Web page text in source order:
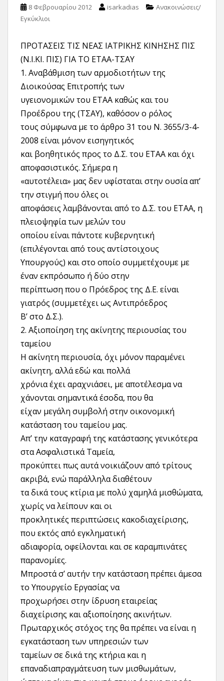
8 Φεβρουαρίου 2012 isarkadias
Ανακοινώσεις/
Εγκύκλιοι
ΠΡΟΤΑΣΕΙΣ ΤΙΣ ΝΕΑΣ ΙΑΤΡΙΚΗΣ ΚΙΝΗΣΗΣ ΠΙΣ
(Ν.Ι.ΚΙ. ΠΙΣ) ΓΙΑ ΤΟ ΕΤΑΑ-ΤΣΑΥ
1. Αναβάθμιση των αρμοδιοτήτων της
Διοικούσας Επιτροπής των
υγειονομικών του ΕΤΑΑ καθώς και του
Προέδρου της (ΤΣΑΥ), καθόσον ο ρόλος
τους σύμφωνα με το άρθρο 31 του Ν. 3655/3-4-
2008 είναι μόνον εισηγητικός
και βοηθητικός προς το Δ.Σ. του ΕΤΑΑ και όχι
αποφασιστικός. Σήμερα η
«αυτοτέλεια» μας δεν υφίσταται στην ουσία απ’
την στιγμή που όλες οι
αποφάσεις λαμβάνονται από το Δ.Σ. του ΕΤΑΑ, η
πλειοψηφία των μελών του
οποίου είναι πάντοτε κυβερνητική
(επιλέγονται από τους αντίστοιχους
Υπουργούς) και στο οποίο συμμετέχουμε με
έναν εκπρόσωπο ή δύο στην
περίπτωση που ο Πρόεδρος της Δ.Ε. είναι
γιατρός (συμμετέχει ως Αντιπρόεδρος
Β’ στο Δ.Σ.).
2. Αξιοποίηση της ακίνητης περιουσίας του
ταμείου
Η ακίνητη περιουσία, όχι μόνον παραμένει
ακίνητη, αλλά εδώ και πολλά
χρόνια έχει αραχνιάσει, με αποτέλεσμα να
χάνονται σημαντικά έσοδα, που θα
είχαν μεγάλη συμβολή στην οικονομική
κατάσταση του ταμείου μας.
Απ’ την καταγραφή της κατάστασης γενικότερα
στα Ασφαλιστικά Ταμεία,
προκύπτει πως αυτά νοικιάζουν από τρίτους
ακριβά, ενώ παράλληλα διαθέτουν
τα δικά τους κτίρια με πολύ χαμηλά μισθώματα,
χωρίς να λείπουν και οι
προκλητικές περιπτώσεις κακοδιαχείρισης,
που εκτός από εγκληματική
αδιαφορία, οφείλονται και σε καραμπινάτες
παρανομίες.
Μπροστά σ’ αυτήν την κατάσταση πρέπει άμεσα
το Υπουργείο Εργασίας να
προχωρήσει στην ίδρυση εταιρείας
διαχείρισης και αξιοποίησης ακινήτων.
Πρωταρχικός στόχος της θα πρέπει να είναι η
εγκατάσταση των υπηρεσιών των
ταμείων σε δικά της κτήρια και η
επαναδιαπραγμάτευση των μισθωμάτων,